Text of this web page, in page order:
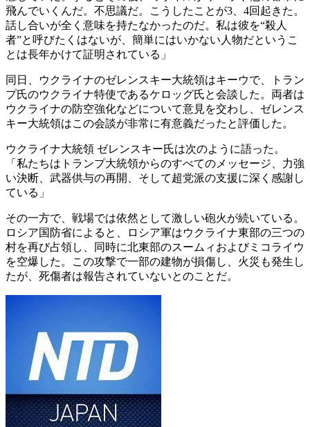
飛んでいくんだ。不思議だ。こうしたことが3、4回起きた。
話し合いが全く意味を持たなかったのだ。私は彼を“殺人
者”と呼びたくはないが、簡単にはいかない人物だというこ
とは長年かけて証明されている」
同日、ウクライナのゼレンスキー大統領はキーウで、トラン
プ氏のウクライナ特使であるケロッグ氏と会談した。両者は
ウクライナの防空強化などについて意見を交わし、ゼレンス
キー大統領はこの会談が非常に有意義だったと評価した。
ウクライナ大統領 ゼレンスキー氏は次のように語った。
「私たちはトランプ大統領からのすべてのメッセージ、力強
い決断、武器供与の再開、そして超党派の支援に深く感謝し
ている」
その一方で、戦場では依然として激しい砲火が続いている。
ロシア国防省によると、ロシア軍はウクライナ東部の三つの
村を再び占領し、同時に北東部のスームィおよびミコライウ
を空爆した。この攻撃で一部の建物が損傷し、火災も発生し
たが、死傷者は報告されていないとのことだ。